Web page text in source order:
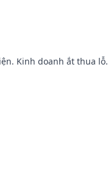
Kinh doanh ắt thua lỗ.